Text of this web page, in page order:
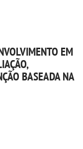
EM
BASEADA NA